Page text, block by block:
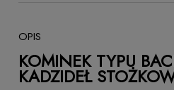
OPIS
KOMINEK TYPU
KADZIDEŁ